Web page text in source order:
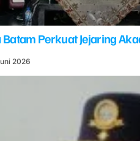
Perkuat Jejaring
2026